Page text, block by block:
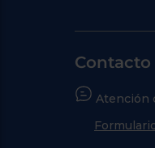
Contacto
Atención